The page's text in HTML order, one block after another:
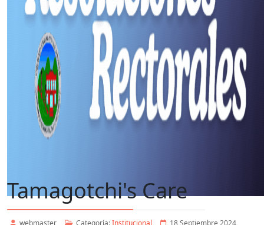
Tamagotchi's Care
webmaster Categoría:Institucional
18 Septiembre 2024